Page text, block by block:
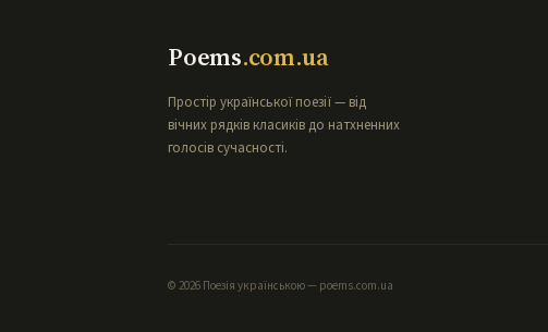
Poems.com.ua
Простір української поезії — від
вічних рядків класиків до натхненних
голосів сучасності.
© 2026 Поезія українською — poems.com.ua